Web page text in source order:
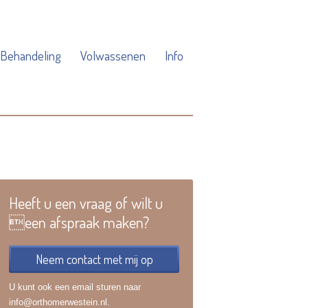
Behandeling Volwassenen Info
Heeft u een vraag of wilt u
een afspraak maken?
Neem contact met mij op
U kunt ook een email sturen naar
info@orthomerwestein.nl.